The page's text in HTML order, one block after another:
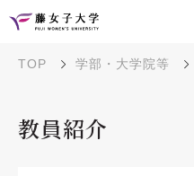
TOP 学部・大学院等
教員紹介